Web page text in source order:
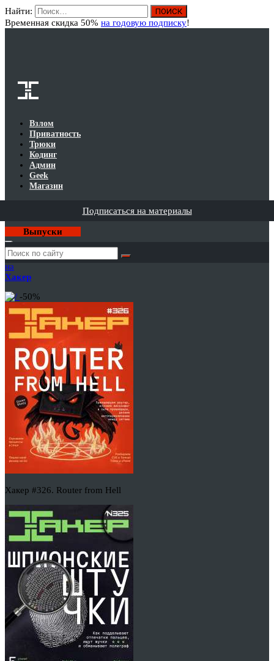
Найти:
Временная скидка 50% на годовую подписку!
Взлом
Приватность
Трюки
Кодинг
Админ
Geek
Магазин
Подписаться на материалы
Выпуски
Годовая
подписка
на
Хакер
-50%
Хакер #326. Router from Hell